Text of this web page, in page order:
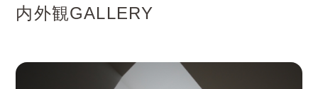
内外観GALLERY